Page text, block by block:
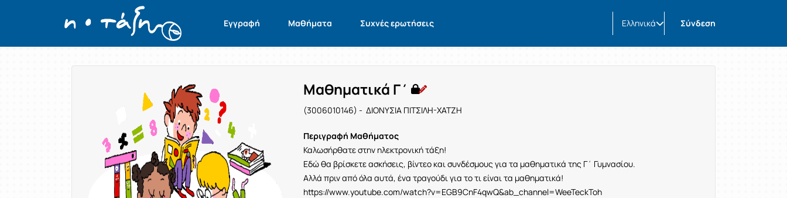
Εγγραφή Μαθήματα Συχνές ερωτήσεις Ελληνικά Σύνδεση
Παρουσίαση/Προβολή
Μαθηματικά Γ΄
(3006010146) - ΔΙΟΝΥΣΙΑ ΠΙΤΣΙΛΗ-ΧΑΤΖΗ
Περιγραφή Μαθήματος
Καλωσήρθατε στην ηλεκτρονική τάξη!
Εδώ θα βρίσκετε ασκήσεις, βίντεο και συνδέσμους για τα μαθηματικά της Γ΄ Γυμνασίου.
Αλλά πριν από όλα αυτά, ένα τραγούδι για το τι είναι τα μαθηματικά!
https://www.youtube.com/watch?v=EGB9CnF4qwQ&ab_channel=WeeTeckToh